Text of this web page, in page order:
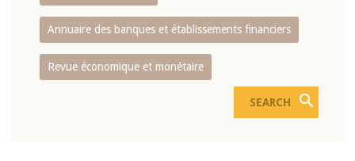
Annuaire des banques et établissements financiers
Revue économique et monétaire